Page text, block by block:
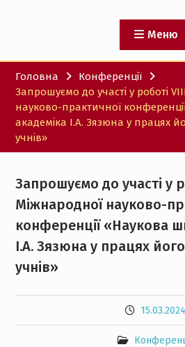
Меню
Головна
Конференції
Запрошуємо до участі у роботі
науково-практичної
академіка І.А. Зязюна у працях
учнів»
Запрошуємо до участі у
Міжнародної науково-
конференції «Наукова
І.А. Зязюна у працях
учнів»
15.03.2024